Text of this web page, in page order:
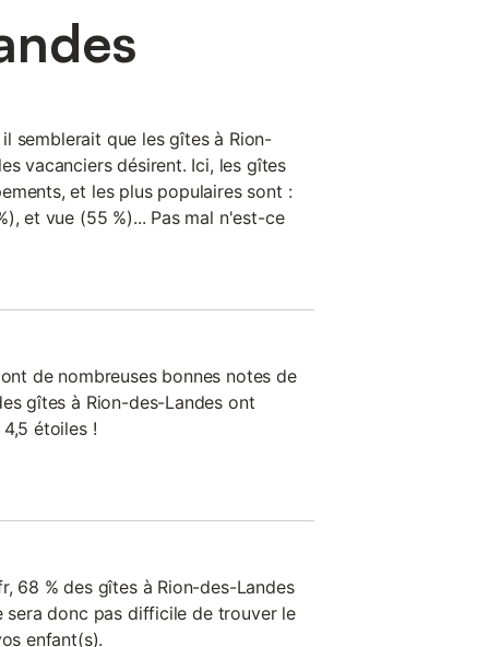
semblerait que les gîtes à Rion-
vacanciers désirent. Ici, les gîtes
et les plus populaires sont :
et vue (55 %)... Pas mal n'est-ce
de nombreuses bonnes notes de
gîtes à Rion-des-Landes ont
étoiles !
68 % des gîtes à Rion-des-Landes
sera donc pas difficile de trouver le
enfant(s).